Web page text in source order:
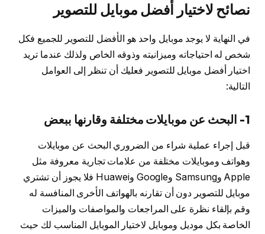
نصائح لاختيار أفضل موبايل للتصوير
في النهاية لا يوجد موبايل واحد هو الأفضل للتصوير للجميع فكل
شخص له احتياجاته وميزانيته وذوقه الخاص ولذلك عندما تريد
اختيار أفضل موبايل للتصوير فعليك أن تنظر إلى العوامل
التالية:
1- البحث عن موبايلات مختلفة وقارنها ببعض
قبل إجراء عملية شراء من الضروري البحث عن موبايلات
وهواتف وموبايلات مختلفة من علامات تجارية معروفة مثل
Apple وSamsung وGoogle وHuawei فلا يجوز أن تشتري
موبايل للتصوير دون أن تقارنه بالهواتف الأخرى المنافسة له
وقم بإلقاء نظرة على المراجعات والمواصفات والميزات
الخاصة بكل موديل وموبايل لاختيار الموبايل المناسب لك حيث